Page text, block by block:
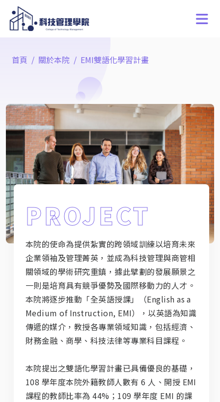
首頁 關於本院 EMI雙語化學習計畫
PROJECT
本院的使命為提供紮實的跨領域訓練以培育未來
企業領袖及管理菁英，並成為科技管理與商管相
關領域的學術研究重鎮，據此擘劃的發展願景之
一則是培育具有競爭優勢及國際移動力的人才。
本院將逐步推動「全英語授課」（English as a
Medium of Instruction, EMI），以英語為知識
傳遞的媒介，教授各專業領域知識，包括經濟、
財務金融、商學、科技法律等專業科目課程。
本院提出之雙語化學習計畫已具備優良的基礎，
108 學年度本院外籍教師人數有 6 人、開授 EMI
課程的教師比率為 44%；109 學年度 EMI 的課